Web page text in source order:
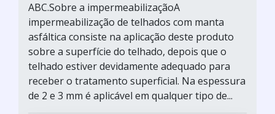
ABC.Sobre a impermeabilizaçãoA
impermeabilização de telhados com manta
asfáltica consiste na aplicação deste produto
sobre a superfície do telhado, depois que o
telhado estiver devidamente adequado para
receber o tratamento superficial. Na espessura
de 2 e 3 mm é aplicável em qualquer tipo de...